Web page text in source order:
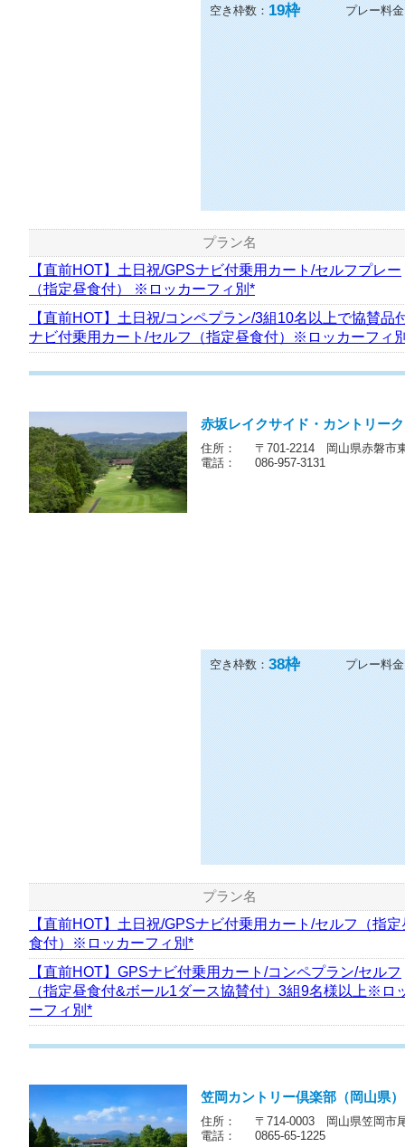
空き枠数： 19枠 プレー料
プラン名
【直前HOT】土日祝/GPSナビ付乗用カート/セルフプレー
（指定昼食付） ※ロッカーフィ別*
【直前HOT】土日祝/コンペプラン/3組10名以上で協賛品
ナビ付乗用カート/セルフ（指定昼食付）※ロッカーフィ
赤坂レイクサイド・カントリー
住所：
〒701-2214 岡山県赤磐市
電話：
086-957-3131
空き枠数： 38枠 プレー料
プラン名
【直前HOT】土日祝/GPSナビ付乗用カート/セルフ（指定
食付）※ロッカーフィ別*
【直前HOT】GPSナビ付乗用カート/コンペプラン/セルフ
（指定昼食付&ボール1ダース協賛付）3組9名様以上※ロ
ーフィ別*
笠岡カントリー倶楽部（岡山県）
住所：
〒714-0003 岡山県笠岡市
電話：
0865-65-1225